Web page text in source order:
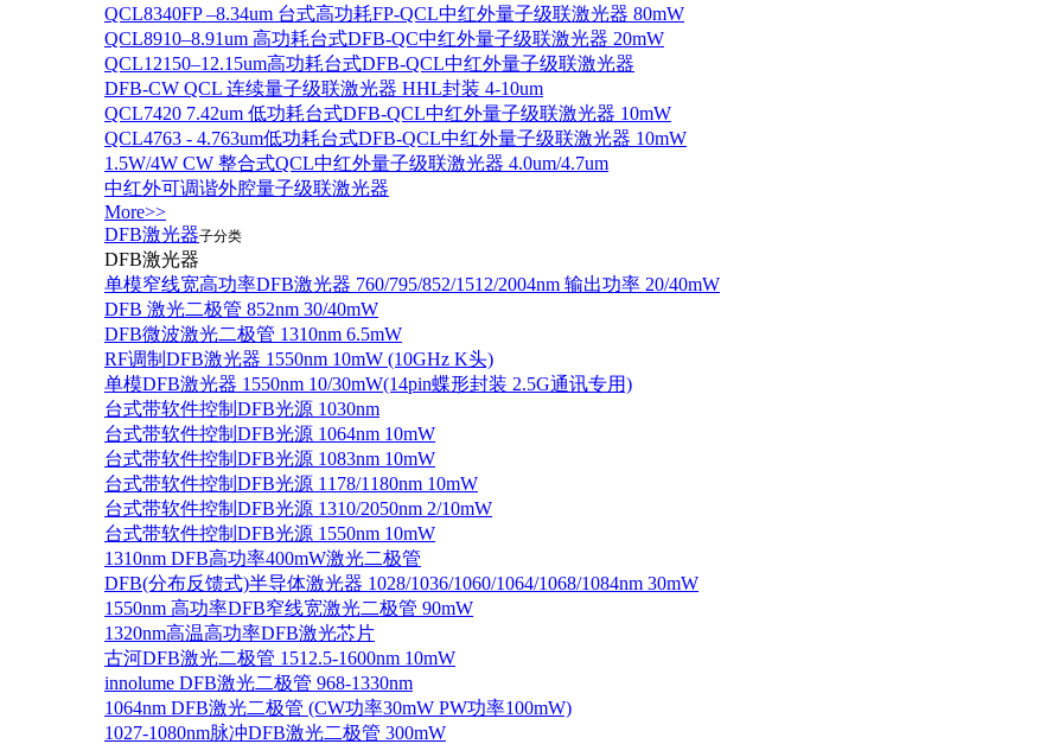
QCL8340FP –8.34um 台式高功耗FP-QCL中红外量子级联激光器 80mW
QCL8910–8.91um 高功耗台式DFB-QC中红外量子级联激光器 20mW
QCL12150–12.15um高功耗台式DFB-QCL中红外量子级联激光器
DFB-CW QCL 连续量子级联激光器 HHL封装 4-10um
QCL7420 7.42um 低功耗台式DFB-QCL中红外量子级联激光器 10mW
QCL4763 - 4.763um低功耗台式DFB-QCL中红外量子级联激光器 10mW
1.5W/4W CW 整合式QCL中红外量子级联激光器 4.0um/4.7um
中红外可调谐外腔量子级联激光器
More>>
DFB激光器子分类
DFB激光器
单模窄线宽高功率DFB激光器 760/795/852/1512/2004nm 输出功率 20/40mW
DFB 激光二极管 852nm 30/40mW
DFB微波激光二极管 1310nm 6.5mW
RF调制DFB激光器 1550nm 10mW (10GHz K头)
单模DFB激光器 1550nm 10/30mW(14pin蝶形封装 2.5G通讯专用)
台式带软件控制DFB光源 1030nm
台式带软件控制DFB光源 1064nm 10mW
台式带软件控制DFB光源 1083nm 10mW
台式带软件控制DFB光源 1178/1180nm 10mW
台式带软件控制DFB光源 1310/2050nm 2/10mW
台式带软件控制DFB光源 1550nm 10mW
1310nm DFB高功率400mW激光二极管
DFB(分布反馈式)半导体激光器 1028/1036/1060/1064/1068/1084nm 30mW
1550nm 高功率DFB窄线宽激光二极管 90mW
1320nm高温高功率DFB激光芯片
古河DFB激光二极管 1512.5-1600nm 10mW
innolume DFB激光二极管 968-1330nm
1064nm DFB激光二极管 (CW功率30mW PW功率100mW)
1027-1080nm脉冲DFB激光二极管 300mW